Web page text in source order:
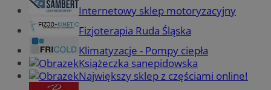
Internetowy sklep motoryzacyjny
Fizjoterapia Ruda Śląska
Klimatyzacje - Pompy ciepła
Książeczka sanepidowska
Największy sklep z częściami online!